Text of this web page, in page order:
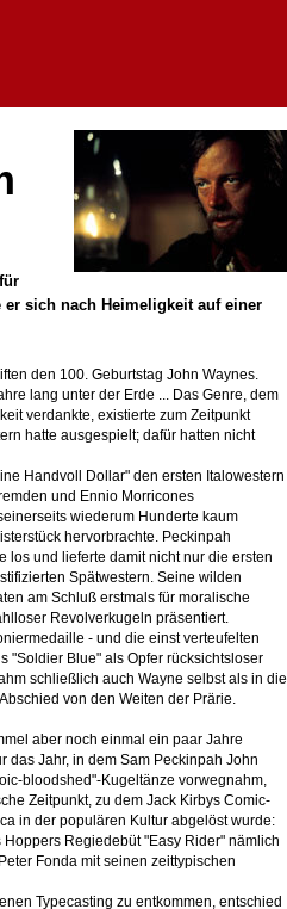
er sich nach Heimeligkeit auf einer
den 100. Geburtstag John Waynes.
lang unter der Erde ... Das Genre, dem
verdankte, existierte zum Zeitpunkt
hatte ausgespielt; dafür hatten nicht
Handvoll Dollar" den ersten Italowestern
und Ennio Morricones
wiederum Hunderte kaum
hervorbrachte. Peckinpah
los und lieferte damit nicht nur die ersten
Spätwestern. Seine wilden
am Schluß erstmals für moralische
Revolverkugeln präsentiert.
- und die einst verteufelten
"Soldier Blue" als Opfer rücksichtsloser
schließlich auch Wayne selbst als in die
von den Weiten der Prärie.
aber noch einmal ein paar Jahre
das Jahr, in dem Sam Peckinpah John
bloodshed"-Kugeltänze vorwegnahm,
Zeitpunkt, zu dem Jack Kirbys Comic-
in der populären Kultur abgelöst wurde:
Regiedebüt "Easy Rider" nämlich
Fonda mit seinen zeittypischen
Typecasting zu entkommen, entschied